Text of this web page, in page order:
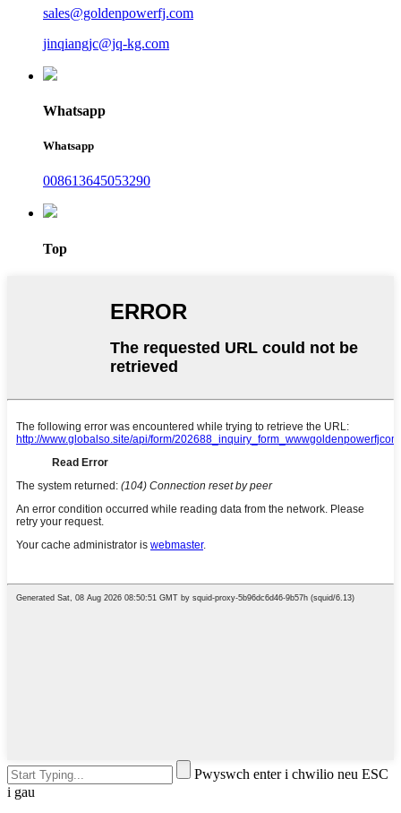
sales@goldenpowerfj.com
jinqiangjc@jq-kg.com
Whatsapp
Whatsapp
008613645053290
Top
Pwyswch enter i chwilio neu ESC
i gau